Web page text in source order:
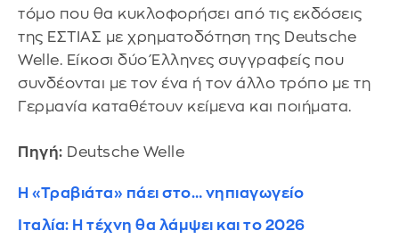
τόμο που θα κυκλοφορήσει από τις εκδόσεις
της ΕΣΤΙΑΣ με χρηματοδότηση της Deutsche
Welle. Είκοσι δύο Έλληνες συγγραφείς που
συνδέονται με τον ένα ή τον άλλο τρόπο με τη
Γερμανία καταθέτουν κείμενα και ποιήματα.
Πηγή: Deutsche Welle
Η «Τραβιάτα» πάει στο… νηπιαγωγείο
Ιταλία: Η τέχνη θα λάμψει και το 2026